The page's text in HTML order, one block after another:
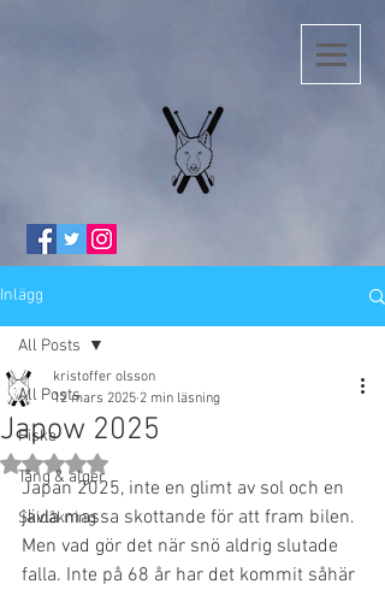
Inlägg
All Posts
Fiske
Tång & alger
Skidåkning
All Posts
Japow 2025
kristoffer olsson
12 mars 2025 2 min läsning
Betygsatt till NaN av 5 stjärnor.
Japan 2025, inte en glimt av sol och en
jävla massa skottande för att fram bilen.
Men vad gör det när snö aldrig slutade
falla. Inte på 68 år har det kommit såhär